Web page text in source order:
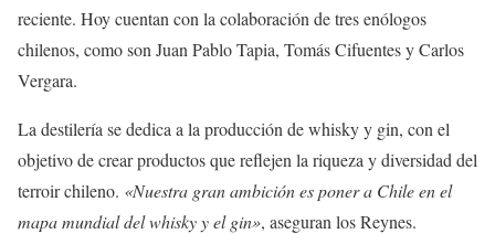
reciente. Hoy cuentan con la colaboración de tres enólogos
chilenos, como son Juan Pablo Tapia, Tomás Cifuentes y Carlos
Vergara.
La destilería se dedica a la producción de whisky y gin, con el
objetivo de crear productos que reflejen la riqueza y diversidad del
terroir chileno. «Nuestra gran ambición es poner a Chile en el
mapa mundial del whisky y el gin», aseguran los Reynes.